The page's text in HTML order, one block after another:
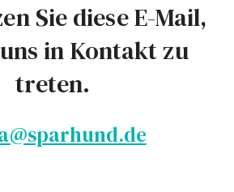
Sie diese E-Mail,
in Kontakt zu
treten.